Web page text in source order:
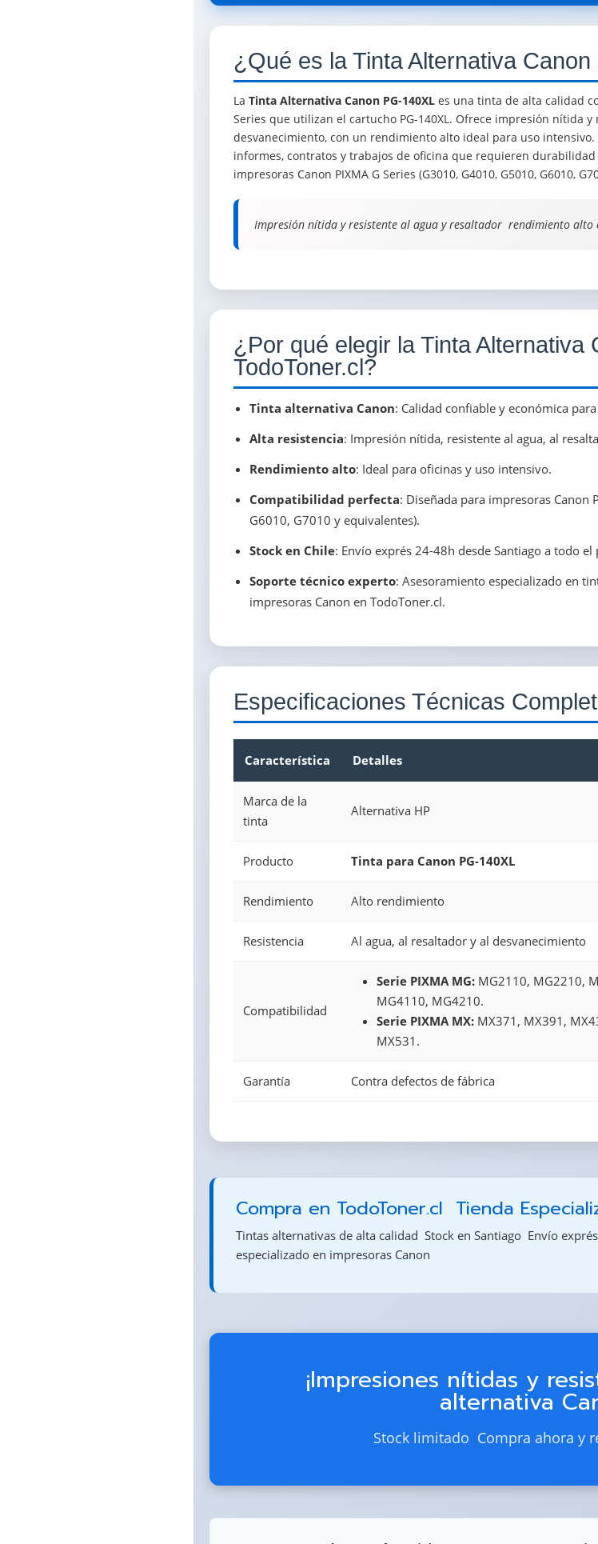
¿Qué es la Tinta Alternativa
La Tinta Alternativa Canon PG-140XL es una tinta de alta calidad
Series que utilizan el cartucho PG-140XL. Ofrece impresión nítida
desvanecimiento, con un rendimiento alto ideal para uso
informes, contratos y trabajos de oficina que requieren
impresoras Canon PIXMA G Series (G3010, G4010, G5010, G6010,
Impresión nítida y resistente al agua y resaltador  rendimiento
¿Por qué elegir la Tinta Alternativa
TodoToner.cl?
Tinta alternativa Canon: Calidad confiable y económica
Alta resistencia: Impresión nítida, resistente al agua, al
Rendimiento alto: Ideal para oficinas y uso intensivo.
Compatibilidad perfecta: Diseñada para impresoras Canon
G6010, G7010 y equivalentes).
Stock en Chile: Envío exprés 24-48h desde Santiago a todo el
Soporte técnico experto: Asesoramiento especializado en
impresoras Canon en TodoToner.cl.
Especificaciones Técnicas
Característica Detalles
Marca de la
tinta
Alternativa HP
Producto Tinta para Canon PG-140XL
Rendimiento Alto rendimiento
Resistencia Al agua, al resaltador y al desvanecimiento
Compatibilidad
Serie PIXMA MG: MG2110, MG2210,
MG4110, MG4210.
Serie PIXMA MX: MX371, MX391,
MX531.
Garantía Contra defectos de fábrica
Compra en TodoToner.cl  Tienda
Tintas alternativas de alta calidad  Stock en Santiago  Envío
especializado en impresoras Canon
¡Impresiones nítidas y
alternativa
Stock limitado  Compra ahora y